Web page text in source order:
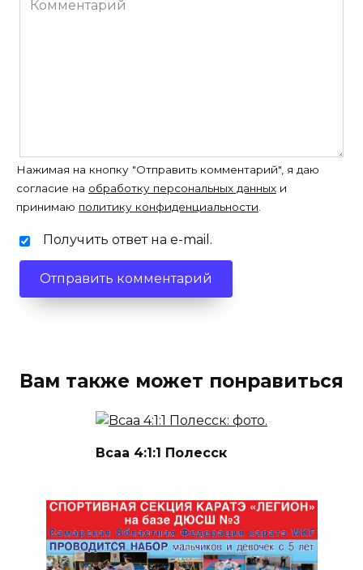
Нажимая на кнопку "Отправить комментарий", я даю
согласие на обработку персональных данных и
принимаю политику конфиденциальности.
Получить ответ на e-mail.
Вам также может понравиться
Bcaa 4:1:1 Полесск